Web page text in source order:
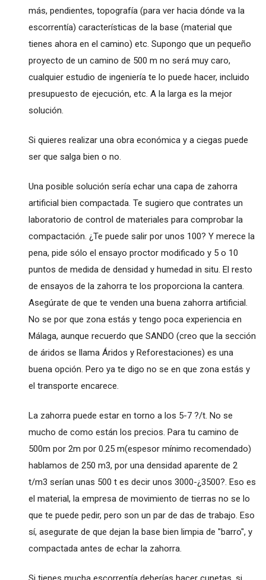
más, pendientes, topografía (para ver hacia dónde va la
escorrentía) características de la base (material que
tienes ahora en el camino) etc. Supongo que un pequeño
proyecto de un camino de 500 m no será muy caro,
cualquier estudio de ingeniería te lo puede hacer, incluido
presupuesto de ejecución, etc. A la larga es la mejor
solución.
Si quieres realizar una obra económica y a ciegas puede
ser que salga bien o no.
Una posible solución sería echar una capa de zahorra
artificial bien compactada. Te sugiero que contrates un
laboratorio de control de materiales para comprobar la
compactación. ¿Te puede salir por unos 100? Y merece la
pena, pide sólo el ensayo proctor modificado y 5 o 10
puntos de medida de densidad y humedad in situ. El resto
de ensayos de la zahorra te los proporciona la cantera.
Asegúrate de que te venden una buena zahorra artificial.
No se por que zona estás y tengo poca experiencia en
Málaga, aunque recuerdo que SANDO (creo que la sección
de áridos se llama Áridos y Reforestaciones) es una
buena opción. Pero ya te digo no se en que zona estás y
el transporte encarece.
La zahorra puede estar en torno a los 5-7 ?/t. No se
mucho de como están los precios. Para tu camino de
500m por 2m por 0.25 m(espesor mínimo recomendado)
hablamos de 250 m3, por una densidad aparente de 2
t/m3 serían unas 500 t es decir unos 3000-¿3500?. Eso es
el material, la empresa de movimiento de tierras no se lo
que te puede pedir, pero son un par de das de trabajo. Eso
sí, asegurate de que dejan la base bien limpia de "barro", y
compactada antes de echar la zahorra.